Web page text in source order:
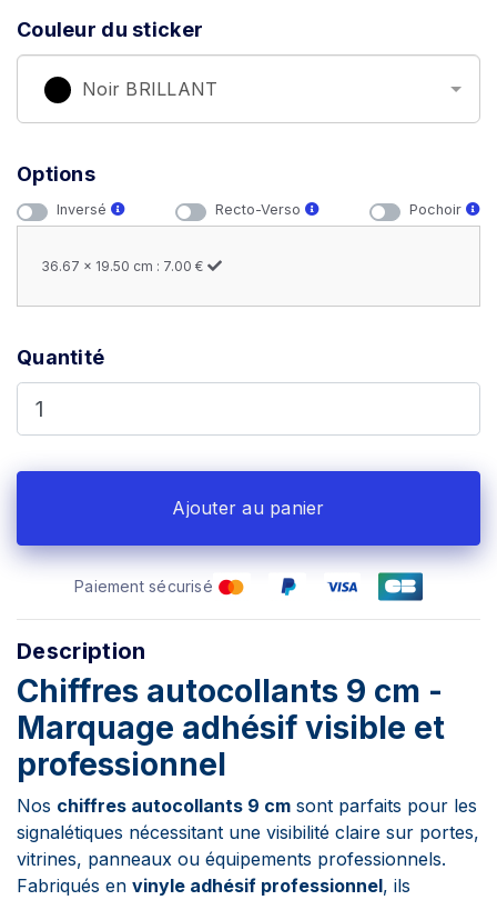
Couleur du sticker
Noir BRILLANT
Options
Inversé Recto-Verso Pochoir
36.67 x 19.50 cm : 7.00 €
Quantité
Ajouter au panier
Paiement sécurisé
Description
Chiffres autocollants 9 cm -
Marquage adhésif visible et
professionnel
Nos chiffres autocollants 9 cm sont parfaits pour les
signalétiques nécessitant une visibilité claire sur portes,
vitrines, panneaux ou équipements professionnels.
Fabriqués en vinyle adhésif professionnel, ils